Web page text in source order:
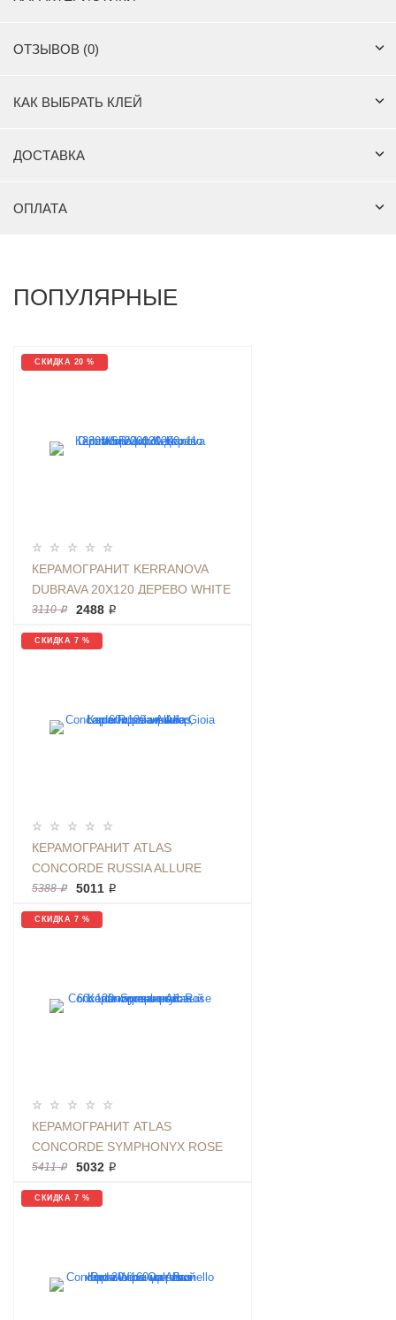
ОТЗЫВОВ (0)
КАК ВЫБРАТЬ КЛЕЙ
ДОСТАВКА
ОПЛАТА
ПОПУЛЯРНЫЕ
СКИДКА 20 %
КЕРАМОГРАНИТ KERRANOVA
DUBRAVA 20Х120 ДЕРЕВО WHITE
| ФОН K-2301/SR/200X1200X11
3110 ₽ 2488 ₽
СКИДКА 7 %
КЕРАМОГРАНИТ ATLAS
CONCORDE RUSSIA ALLURE
GIOIA LAP 60X120 МРАМОР,
ПОЛИРОВАННЫЙ
5388 ₽ 5011 ₽
СКИДКА 7 %
КЕРАМОГРАНИТ ATLAS
CONCORDE SYMPHONYX ROSE
60Х120 КАМЕНЬ РОЗОВЫЙ
ПОЛИРОВАННЫЙ
5411 ₽ 5032 ₽
СКИДКА 7 %